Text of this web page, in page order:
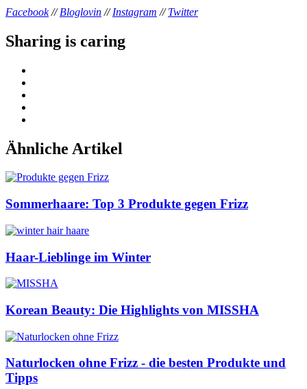
Facebook//Bloglovin //Instagram //Twitter
Sharing is caring
Ähnliche Artikel
Sommerhaare: Top 3 Produkte gegen Frizz
Haar-Lieblinge im Winter
Korean Beauty: Die Highlights von MISSHA
Naturlocken ohne Frizz - die besten Produkte und
Tipps